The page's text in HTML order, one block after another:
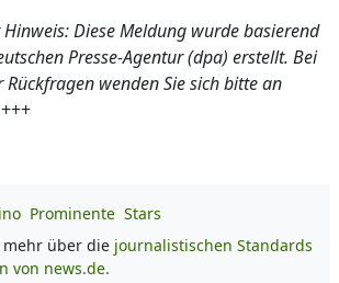
Diese Meldung wurde basierend
Presse-Agentur (dpa) erstellt. Bei
wenden Sie sich bitte an
+++
Prominente Stars
mehr über die journalistischen Standards
von news.de.